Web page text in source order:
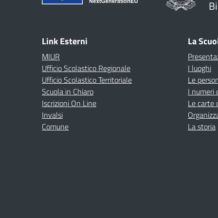
Link Esterni
MIUR
Ufficio Scolastico Regionale
Ufficio Scolastico Territoriale
Scuola in Chiaro
Iscrizioni On Line
Invalsi
Comune
La
I luoghi
Le
I numeri
Le carte
La storia